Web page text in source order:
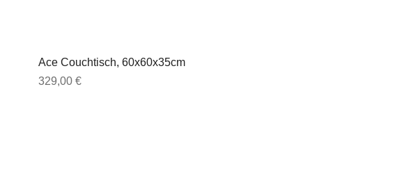
Ace Couchtisch, 60x60x35cm
Preis
329,00 €